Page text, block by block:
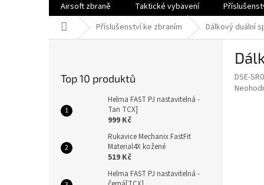
Airsoft zbraně Taktické vybavení
Domů Příslušenství ke zbraním Dálkový duální
Top 10 produktů
Helma FAST PJ nastavitelná -
Tan TCX]
999 Kč
Rukavice Mechanix FastFit
Material4X kožené
519 Kč
Helma FAST PJ nastavitelná -
DSE-